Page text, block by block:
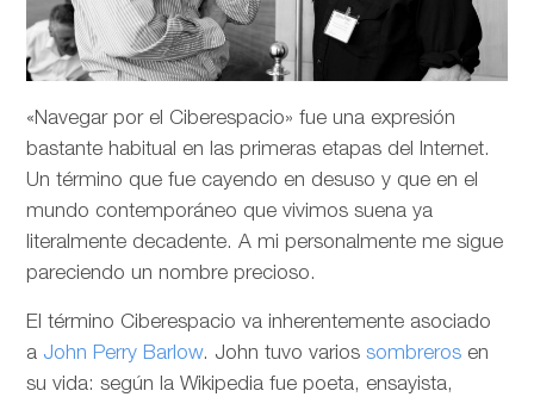
«Navegar por el Ciberespacio» fue una expresión
bastante habitual en las primeras etapas del Internet.
Un término que fue cayendo en desuso y que en el
mundo contemporáneo que vivimos suena ya
literalmente decadente. A mi personalmente me sigue
pareciendo un nombre precioso.
El término Ciberespacio va inherentemente asociado
a John Perry Barlow. John tuvo variossombreros en
su vida: según la Wikipedia fue poeta, ensayista,